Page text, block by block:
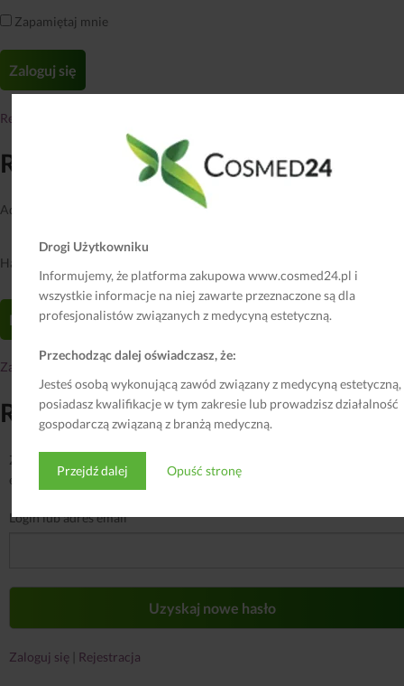
Drogi Użytkowniku
Informujemy, że platforma zakupowa www.cosmed24.pl i
wszystkie informacje na niej zawarte przeznaczone są dla
profesjonalistów związanych z medycyną estetyczną.
Przechodząc dalej oświadczasz, że:
Jesteś osobą wykonującą zawód związany z medycyną estetyczną,
posiadasz kwalifikacje w tym zakresie lub prowadzisz działalność
gospodarczą związaną z branżą medyczną.
Przejdź dalej Opuść stronę
Zapamiętaj mnie
Rejestracja
Rejestracja
Adres email
Hasło
Zaloguj się
Resetuj hasło
Zapomiałeś/aś hasła? Wprowadź swoją nazwę użytkownika lub adres
e-mail. Otrzymasz link do utworzenia nowego hasła przez e-mail.
Login lub adres email
Zaloguj się Rejestracja